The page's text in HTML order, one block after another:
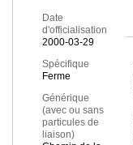
Date
d'officialisation
2000-03-29
Spécifique
Ferme
Générique
(avec ou sans
particules de
liaison)